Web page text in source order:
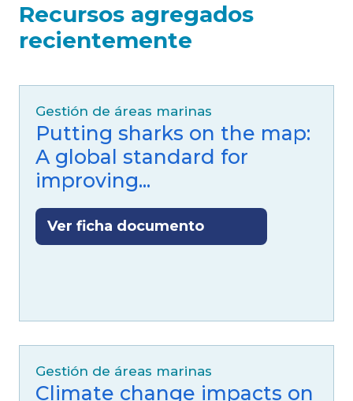
Recursos agregados
recientemente
Gestión de áreas marinas
Putting sharks on the map:
A global standard for
improving...
Ver ficha documento
Gestión de áreas marinas
Climate change impacts on